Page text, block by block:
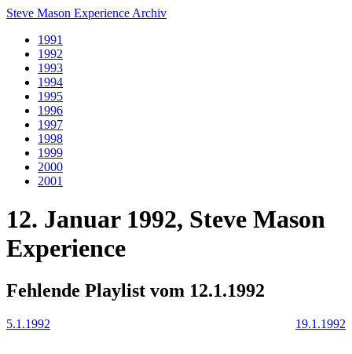
Steve Mason Experience Archiv
1991
1992
1993
1994
1995
1996
1997
1998
1999
2000
2001
12. Januar 1992, Steve Mason
Experience
Fehlende Playlist vom 12.1.1992
5.1.1992 19.1.1992